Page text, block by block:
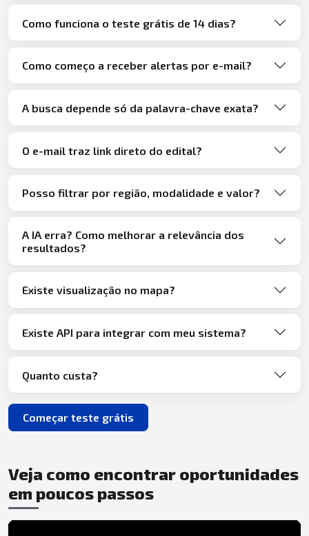
Como funciona o teste grátis de 14 dias?
Como começo a receber alertas por e-mail?
A busca depende só da palavra-chave exata?
O e-mail traz link direto do edital?
Posso filtrar por região, modalidade e valor?
A IA erra? Como melhorar a relevância dos
resultados?
Existe visualização no mapa?
Existe API para integrar com meu sistema?
Quanto custa?
Começar teste grátis
Veja como encontrar oportunidades
em poucos passos